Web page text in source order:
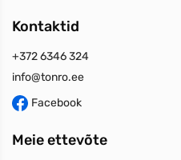
Kontaktid
+372 6346 324
info@tonro.ee
Facebook
Meie ettevõte